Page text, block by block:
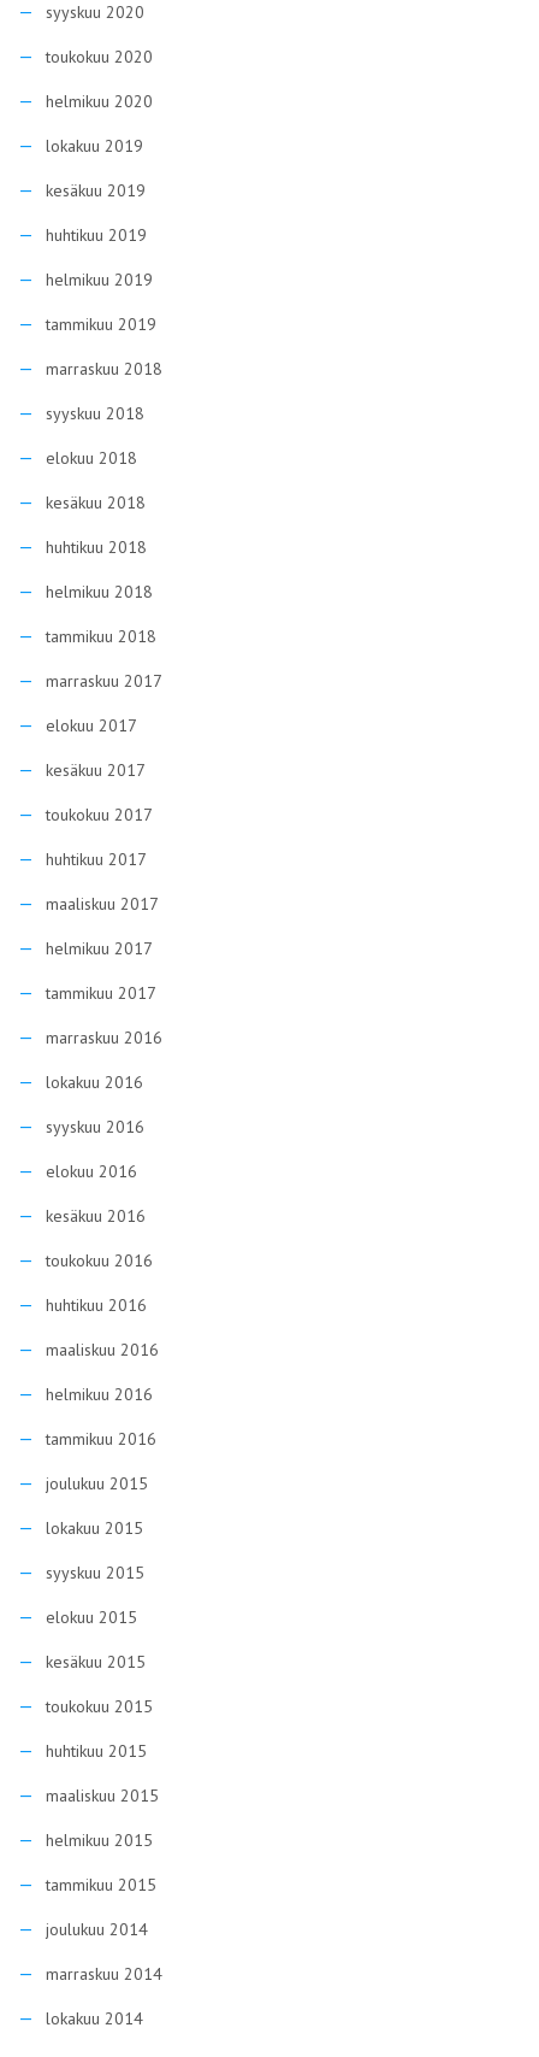
syyskuu 2020
toukokuu 2020
helmikuu 2020
lokakuu 2019
kesäkuu 2019
huhtikuu 2019
helmikuu 2019
tammikuu 2019
marraskuu 2018
syyskuu 2018
elokuu 2018
kesäkuu 2018
huhtikuu 2018
helmikuu 2018
tammikuu 2018
marraskuu 2017
elokuu 2017
kesäkuu 2017
toukokuu 2017
huhtikuu 2017
maaliskuu 2017
helmikuu 2017
tammikuu 2017
marraskuu 2016
lokakuu 2016
syyskuu 2016
elokuu 2016
kesäkuu 2016
toukokuu 2016
huhtikuu 2016
maaliskuu 2016
helmikuu 2016
tammikuu 2016
joulukuu 2015
lokakuu 2015
syyskuu 2015
elokuu 2015
kesäkuu 2015
toukokuu 2015
huhtikuu 2015
maaliskuu 2015
helmikuu 2015
tammikuu 2015
joulukuu 2014
marraskuu 2014
lokakuu 2014